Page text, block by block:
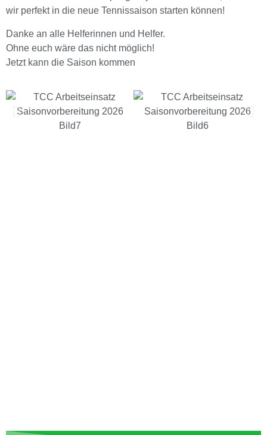
wir perfekt in die neue Tennissaison starten können!
Danke an alle Helferinnen und Helfer.
Ohne euch wäre das nicht möglich!
Jetzt kann die Saison kommen